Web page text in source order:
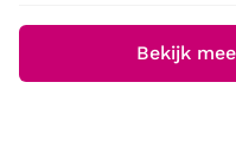
Bekijk